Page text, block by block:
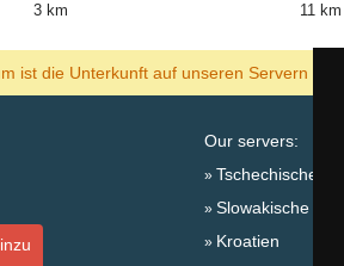
3 km
11 km
ist die Unterkunft auf unseren Servern am
Our servers:
Tschechische
Slowakische
Kroatien